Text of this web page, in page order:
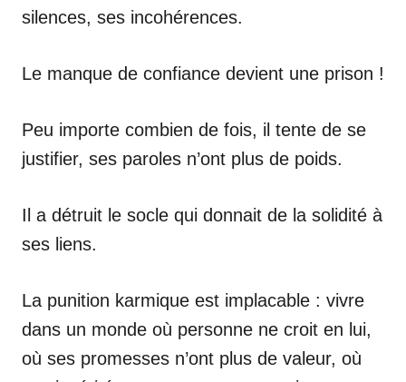
silences, ses incohérences.
Le manque de confiance devient une prison !
Peu importe combien de fois, il tente de se
justifier, ses paroles n’ont plus de poids.
Il a détruit le socle qui donnait de la solidité à
ses liens.
La punition karmique est implacable : vivre
dans un monde où personne ne croit en lui,
où ses promesses n’ont plus de valeur, où